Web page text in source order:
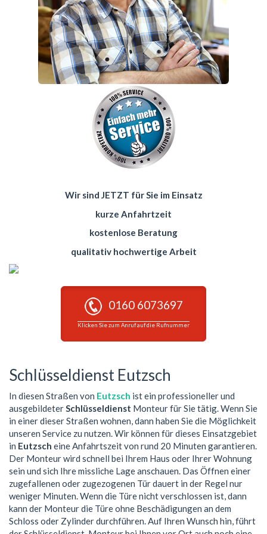
Wir sind JETZT für Sie im Einsatz
kurze Anfahrtzeit
kostenlose Beratung
qualitativ hochwertige Arbeit
0160 6073697
Klicken Sie zum Anruf auf die Rufnummer
Schlüsseldienst Eutzsch
In diesen Straßen von Eutzsch ist ein professioneller und
ausgebildeterSchlüsseldienst Monteur für Sie tätig. Wenn Sie
in einer dieser Straßen wohnen, dann haben Sie die Möglichkeit
unseren Service zu nutzen. Wir können für dieses Einsatzgebiet
in Eutzsch eine Anfahrtszeit von rund 20 Minuten garantieren.
Der Monteur wird schnell bei Ihrem Haus oder Ihrer Wohnung
sein und sich Ihre missliche Lage anschauen. Das Öffnen einer
zugefallenen oder zugezogenen Tür dauert in der Regel nur
weniger Minuten. Wenn die Türe nicht verschlossen ist, dann
kann der Monteur die Türe ohne Beschädigungen an dem
Schloss oder Zylinder durchführen. Auf Ihren Wunsch hin, führt